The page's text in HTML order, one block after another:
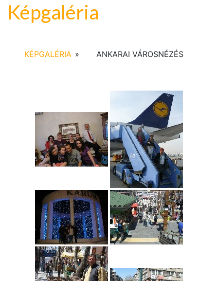
Képgaléria
KÉPGALÉRIA » ANKARAI VÁROSNÉZÉS